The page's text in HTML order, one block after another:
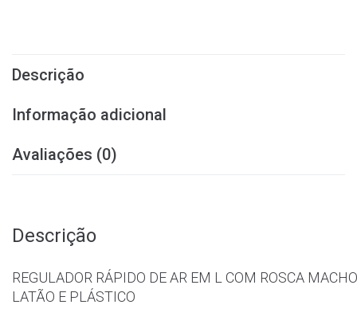
Descrição
Informação adicional
Avaliações (0)
Descrição
REGULADOR RÁPIDO DE AR EM L COM ROSCA
LATÃO E PLÁSTICO